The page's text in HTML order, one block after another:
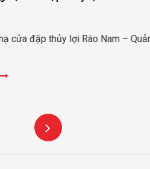
lợi Rào Nam – Quảng